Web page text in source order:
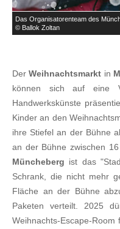
Das Organisatorenteam des
© Ballok Zoltan
DerWeihnachtsmarkt in
können sich auf eine
Handwerkskünste
Kinder an den
ihre Stiefel an der Bühne
an der Bühne zwischen
Müncheberg ist das
Schrank, die nicht mehr
Fläche an der Bühne
Paketen verteilt. 2025
Weihnachts-Escape-